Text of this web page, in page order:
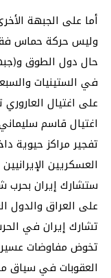
أما على الجبهة
وليس حركة حماس
حال دول الطوق
في الستينيات
على اغتيال
اغتيال قاسم
تفجير مراكز حيوية
العسكريين
ستشارك إيران
على العراق والدول
تشارك إيران في
تخوض مفاوضات
العقوبات في سياق